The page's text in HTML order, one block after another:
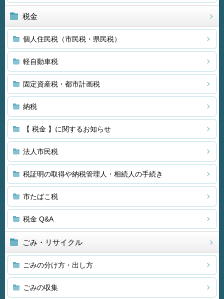
税金
個人住民税（市民税・県民税）
軽自動車税
固定資産税・都市計画税
納税
【 税金 】に関するお知らせ
法人市民税
税証明の取得や納税管理人・相続人の手続き
市たばこ税
税金 Q&A
ごみ・リサイクル
ごみの分け方・出し方
ごみの収集